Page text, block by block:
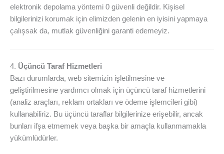
elektronik depolama yöntemi 0 güvenli değildir. Kişisel
bilgilerinizi korumak için elimizden gelenin en iyisini yapmaya
çalışsak da, mutlak güvenliğini garanti edemeyiz.
4. Üçüncü Taraf Hizmetleri
Bazı durumlarda, web sitemizin işletilmesine ve
geliştirilmesine yardımcı olmak için üçüncü taraf hizmetlerini
(analiz araçları, reklam ortakları ve ödeme işlemcileri gibi)
kullanabiliriz. Bu üçüncü taraflar bilgilerinize erişebilir, ancak
bunları ifşa etmemek veya başka bir amaçla kullanmamakla
yükümlüdürler.